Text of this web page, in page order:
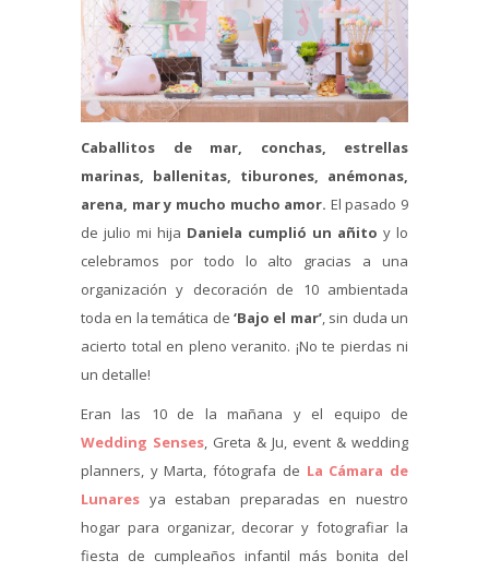
Caballitos de mar, conchas, estrellas
marinas, ballenitas, tiburones, anémonas,
arena, mar y mucho mucho amor. El pasado 9
de julio mi hija Daniela cumplió un añito y lo
celebramos por todo lo alto gracias a una
organización y decoración de 10 ambientada
toda en la temática de ‘Bajo el mar’, sin duda un
acierto total en pleno veranito. ¡No te pierdas ni
un detalle!
Eran las 10 de la mañana y el equipo de
Wedding Senses, Greta & Ju, event & wedding
planners, y Marta, fótografa de La Cámara de
Lunares ya estaban preparadas en nuestro
hogar para organizar, decorar y fotografiar la
fiesta de cumpleaños infantil más bonita del